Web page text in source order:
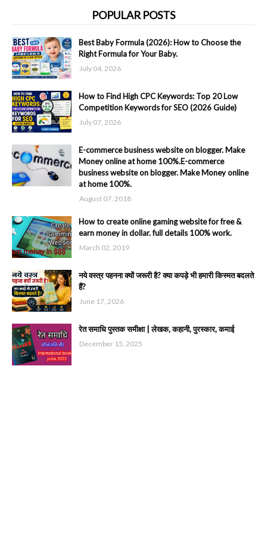
POPULAR POSTS
Best Baby Formula (2026): How to Choose the
Right Formula for Your Baby.
July 04, 2026
How to Find High CPC Keywords: Top 20 Low
Competition Keywords for SEO (2026 Guide)
July 07, 2026
E-commerce business website on blogger. Make
Money online at home 100%.E-commerce
business website on blogger. Make Money online
at home 100%.
August 07, 2018
How to create online gaming website for free &
earn money in dollar. full details 100% work.
March 02, 2019
नये वस्त्र पहनना क्यों जरूरी है? क्या कपड़े भी हमारी किस्मत बदलते
हैं?
June 17, 2026
रेत समाधि पुस्तक समीक्षा | लेखक, कहानी, पुरस्कार, कमाई
December 15, 2025